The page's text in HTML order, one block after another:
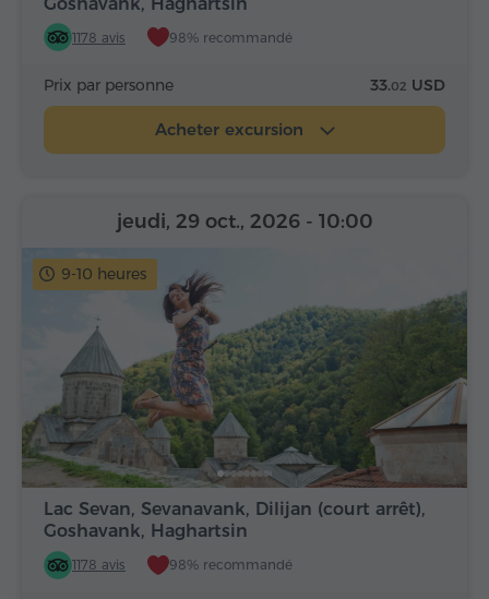
1178 avis 98% recommandé
Prix par personne 33.02 USD
Acheter excursion
9-10 heures
Lac Sevan, Sevanavank, Dilijan (court arrêt),
Goshavank, Haghartsin
1178 avis 98% recommandé
jeudi, 29 oct., 2026 - 10:00